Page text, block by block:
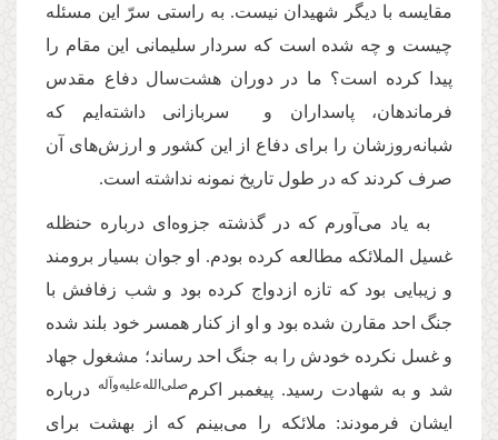
مقایسه با دیگر شهیدان نیست. به راستی سرّ این مسئله
چیست و چه شده است که سردار سلیمانی این مقام را
پیدا کرده است؟ ما در دوران هشت‌سال دفاع مقدس
فرماندهان، پاسداران و سربازانی داشته‌ایم که
شبانه‌روز‌شان را برای دفاع از این کشور و ارزش‌های آن
صرف کردند که در طول تاریخ نمونه نداشته است.
به یاد می‌آورم که در گذشته جزوه‌ای درباره حنظله
غسیل الملائکه مطالعه کرده بودم. او جوان بسیار برومند
و زیبایی بود که تازه ازدواج کرده بود و شب زفافش با
جنگ احد مقارن شده بود و او از کنار همسر خود بلند شده
و غسل نکرده خودش را به جنگ احد رساند؛ مشغول جهاد
شد و به شهادت رسید. پیغمبر اکرم‌صلی‌الله‌علیه‌وآله درباره
ایشان فرمودند: ملائکه را می‌بینم که از بهشت برای